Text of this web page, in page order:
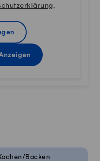
.
Backen